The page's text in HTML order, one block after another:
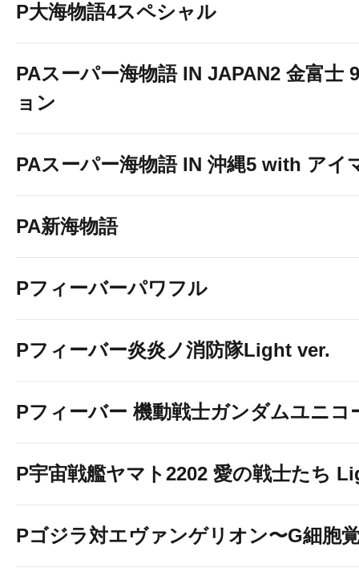
P大海物語4スペシャル
PAスーパー海物語 IN JAPAN2 金富士
ョン
PAスーパー海物語 IN 沖縄5 with アイ
PA新海物語
Pフィーバーパワフル
Pフィーバー炎炎ノ消防隊Light ver.
Pフィーバー 機動戦士ガンダムユニコ
P宇宙戦艦ヤマト2202 愛の戦士たち
Pゴジラ対エヴァンゲリオン〜G細胞